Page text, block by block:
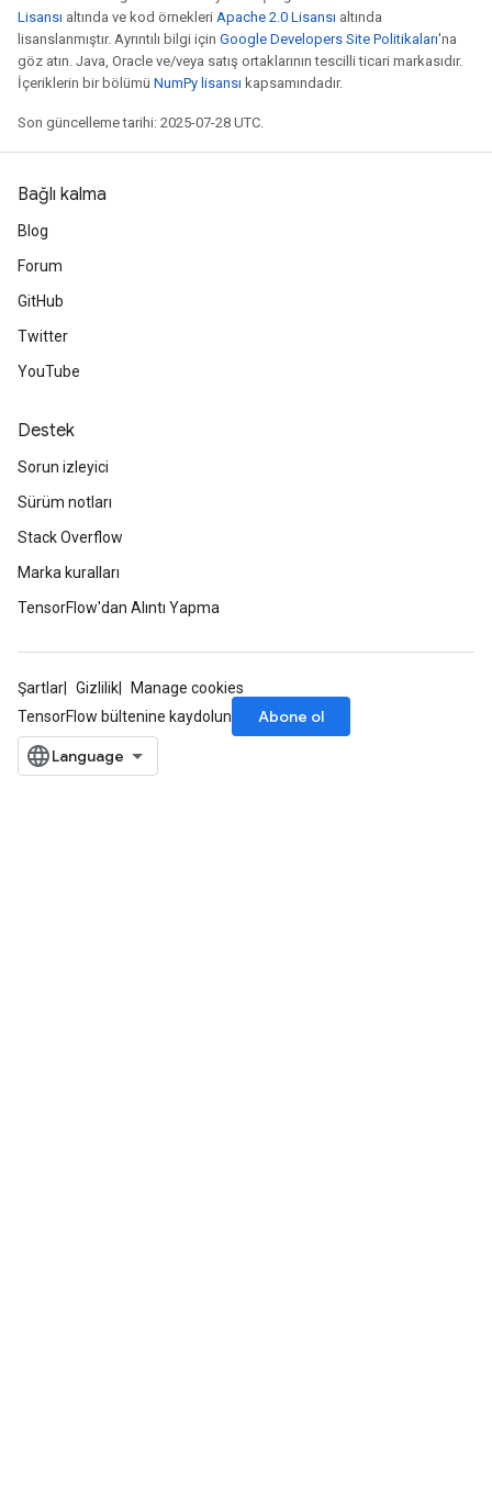
Lisansı altında ve kod örnekleri Apache 2.0 Lisansı altında
lisanslanmıştır. Ayrıntılı bilgi için Google Developers Site Politikaları'na
göz atın. Java, Oracle ve/veya satış ortaklarının tescilli ticari markasıdır.
İçeriklerin bir bölümü NumPy lisansı kapsamındadır.
Son güncelleme tarihi: 2025-07-28 UTC.
Bağlı kalma
Blog
Forum
GitHub
Twitter
YouTube
Destek
Sorun izleyici
Sürüm notları
Stack Overflow
Marka kuralları
TensorFlow'dan Alıntı Yapma
Şartlar Gizlilik
Manage cookies
TensorFlow bültenine kaydolun
Abone ol